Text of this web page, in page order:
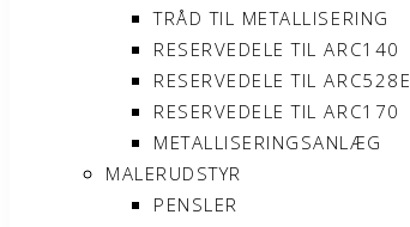
TRÅD TIL METALLISERING
RESERVEDELE TIL ARC140
RESERVEDELE TIL ARC528E
RESERVEDELE TIL ARC170
METALLISERINGSANLÆG
MALERUDSTYR
PENSLER